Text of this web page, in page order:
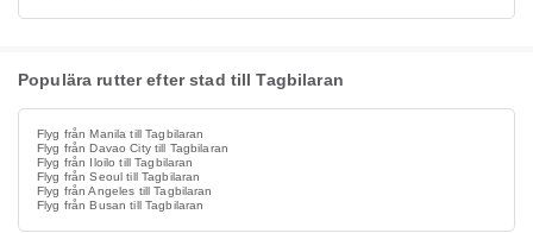
Populära rutter efter stad till Tagbilaran
Flyg från Manila till Tagbilaran
Flyg från Davao City till Tagbilaran
Flyg från Iloilo till Tagbilaran
Flyg från Seoul till Tagbilaran
Flyg från Angeles till Tagbilaran
Flyg från Busan till Tagbilaran